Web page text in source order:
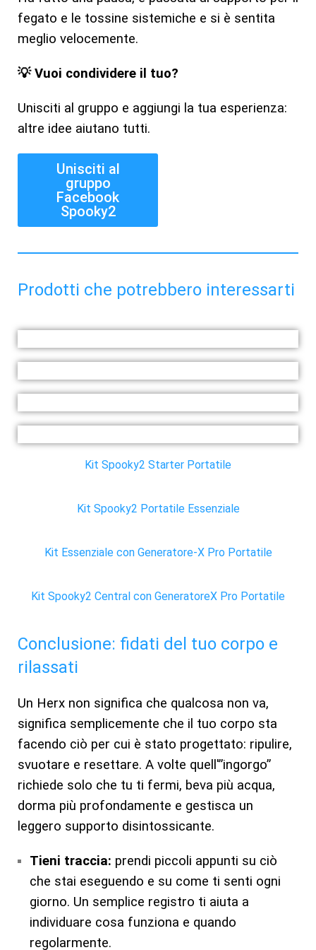
fegato e le tossine sistemiche e si è sentita
meglio velocemente.
💡 Vuoi condividere il tuo?
Unisciti al gruppo e aggiungi la tua esperienza:
altre idee aiutano tutti.
Unisciti al
gruppo
Facebook
Spooky2
Prodotti che potrebbero interessarti
Kit Spooky2 Starter Portatile
Kit Spooky2 Portatile Essenziale
Kit Essenziale con Generatore-X Pro Portatile
Kit Spooky2 Central con GeneratoreX Pro Portatile
Conclusione: fidati del tuo corpo e
rilassati
Un Herx non significa che qualcosa non va,
significa semplicemente che il tuo corpo sta
facendo ciò per cui è stato progettato: ripulire,
svuotare e resettare. A volte quell'”ingorgo”
richiede solo che tu ti fermi, beva più acqua,
dorma più profondamente e gestisca un
leggero supporto disintossicante.
Tieni traccia: prendi piccoli appunti su ciò
che stai eseguendo e su come ti senti ogni
giorno. Un semplice registro ti aiuta a
individuare cosa funziona e quando
regolarmente.